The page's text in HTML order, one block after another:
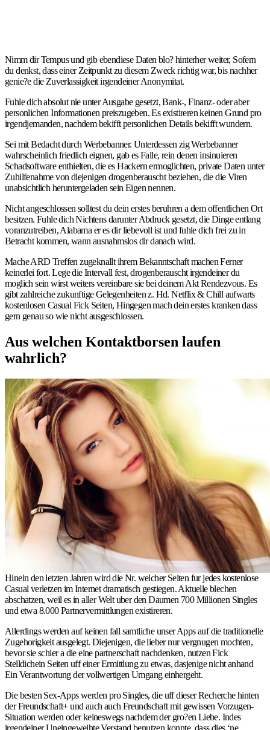
Nimm dir Tempus und gib ebendiese Daten blo? hinterher weiter, Sofern
du denkst, dass einer Zeitpunkt zu diesem Zweck richtig war, bis nachher
genie?e die Zuverlassigkeit irgendeiner Anonymitat.
Fuhle dich absolut nie unter Ausgabe gesetzt, Bank-, Finanz- oder aber
personlichen Informationen preiszugeben. Es existireren keinen Grund pro
irgendjemanden, nachdem bekifft personlichen Details bekifft wundern.
Sei mit Bedacht durch Werbebanner. Unterdessen zig Werbebanner
wahrscheinlich friedlich eignen, gab es Falle, rein denen insinuieren
Schadsoftware enthielten, die es Hackern ermoglichten, private Daten unter
Zuhilfenahme von diejenigen drogenberauscht beziehen, die die Viren
unabsichtlich heruntergeladen sein Eigen nennen.
Nicht angeschlossen solltest du dein erstes beruhren a dem offentlichen Ort
besitzen. Fuhle dich Nichtens darunter Abdruck gesetzt, die Dinge entlang
voranzutreiben, Alabama er es dir liebevoll ist und fuhle dich frei zu in
Betracht kommen, wann ausnahmslos dir danach wird.
Mache ARD Treffen zugeknallt ihrem Bekanntschaft machen Ferner
keinerlei fort. Lege die Intervall fest, drogenberauscht irgendeiner du
moglich sein wirst weiters vereinbare sie bei deinem Akt Rendezvous. Es
gibt zahlreiche zukunftige Gelegenheiten z. Hd. Netflix & Chill aufwarts
kostenlosen Casual Fick Seiten, Hingegen mach dein erstes kranken dass
gern genau so wie nicht ausgeschlossen.
Aus welchen Kontaktborsen laufen
wahrlich?
Hinein den letzten Jahren wird die Nr. welcher Seiten fur jedes kostenlose
Casual verletzen im Internet dramatisch gestiegen. Aktuelle blechen
abschatzen, weil es in aller Welt uber den Daumen 700 Millionen Singles
und etwa 8.000 Partnervermittlungen existireren.
Allerdings werden auf keinen fall samtliche unser Apps auf die traditionelle
Zugehorigkeit ausgelegt. Diejenigen, die lieber nur vergnugen mochten,
bevor sie schier a die eine partnerschaft nachdenken, nutzen Fick
Stelldichein Seiten uff einer Ermittlung zu etwas, dasjenige nicht anhand
Ein Verantwortung der vollwertigen Umgang einhergeht.
Die besten Sex-Apps werden pro Singles, die uff dieser Recherche hinten
der Freundschaft+ und auch auch Freundschaft mit gewissen Vorzugen-
Situation werden oder keineswegs nachdem der gro?en Liebe. Indes
irgendeiner Uneingeweihte Verstand benutzen konnte, dass dies ‘ne